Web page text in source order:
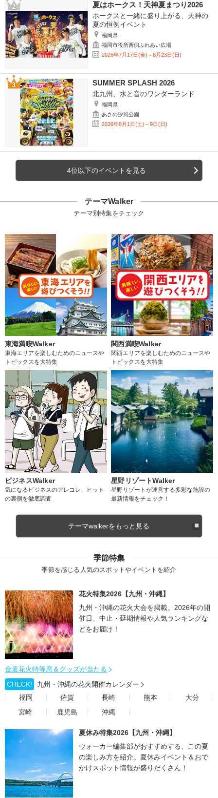
夏はホークス！天神夏まつり2026
ホークスと一緒に盛り上がる、天神の
夏の恒例イベント
福岡県
福岡市役所西側ふれあい広場
2026年7月17日(金)～8月23日(日)
SUMMER SPLASH 2026
北九州、水と音のワンダーランド
福岡県
あさの汐風公園
2026年8月1日(土)～9日(日)
4位以下のイベントを見る
テーマWalker
テーマ別特集をチェック
東海満喫Walker
東海エリアを楽しむためのニュースや
トピックスを大特集
関西満喫Walker
関西エリアを楽しむためのニュースや
トピックスを大特集
ビジネスWalker
気になるビジネスのアレコレ、ヒット
の裏側を徹底調査
星野リゾートWalker
星野リゾートが運営する多彩な施設の
最新情報をチェック！
テーマwalkerをもっと見る
季節特集
季節を感じる人気のスポットやイベントを紹介
花火特集2026【九州・沖縄】
九州・沖縄の花火大会を掲載。2026年の開
催日、中止・延期情報や人気ランキングな
どをお届け！
金麦花火特等席＆グッズが当たる
CHECK!
九州・沖縄の花火開催カレンダー
福岡
佐賀 長崎 熊本
大分
宮崎
鹿児島 沖縄
夏休み特集2026【九州・沖縄】
ウォーカー編集部がおすすめする、この夏
の楽しみ方を紹介。夏休みイベント＆おで
かけスポット情報が盛りだくさん！